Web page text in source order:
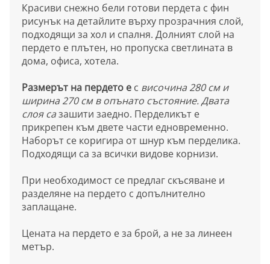
Красиви снежно бели готови пердета с фин
рисунък на детайлите върху прозрачния слой,
подходящи за хол и спалня. Долният слой на
пердето е плътен, но пропуска светлината в
дома, офиса, хотела.
Размерът на пердето е с височина 280 см и
ширина 270 см в опънато състояние. Двата
слоя сазашити заедно. Перделикът е
прикрепен към двете части едновременно.
Наборът се коригира от шнур към перделика.
Подходящи са за всички видове корнизи.
При необходимост се предлаг скъсяване и
разделяне на пердето с допълнително
заплащане.
Цената на пердето е за брой, а не за линеен
метър.